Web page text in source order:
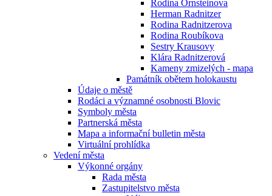
Rodina Ornsteinova
Herman Radnitzer
Rodina Radnitzerova
Rodina Roubíkova
Sestry Krausovy
Klára Radnitzerová
Kameny zmizelých - mapa
Památník obětem holokaustu
Údaje o městě
Rodáci a významné osobnosti Blovic
Symboly města
Partnerská města
Mapa a informační bulletin města
Virtuální prohlídka
Vedení města
Výkonné orgány
Rada města
Zastupitelstvo města